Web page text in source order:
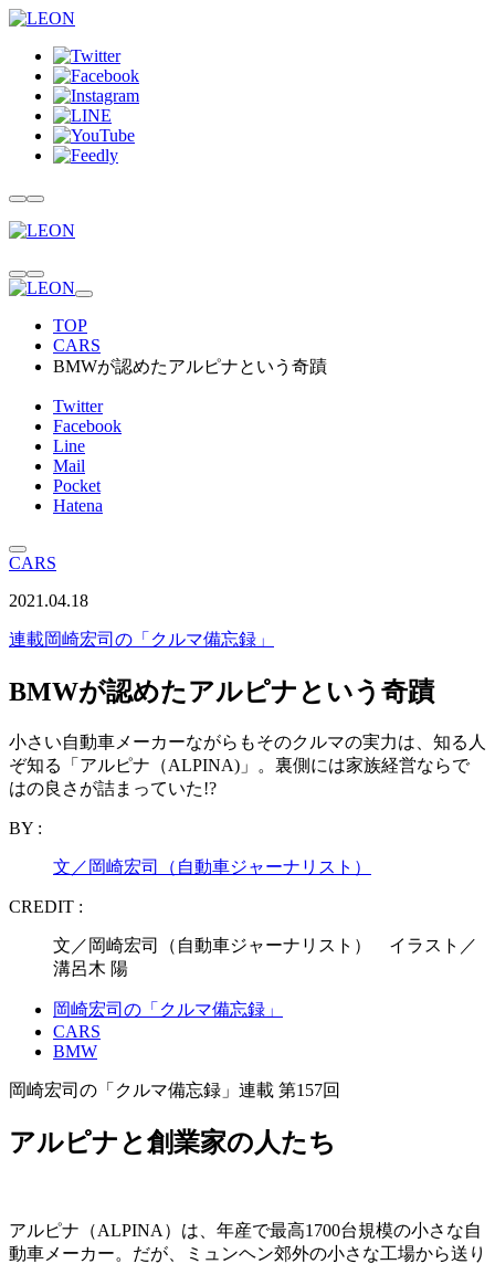
TOP
CARS
BMWが認めたアルピナという奇蹟
Twitter
Facebook
Line
Mail
Pocket
Hatena
CARS
2021.04.18
連載岡崎宏司の「クルマ備忘録」
BMWが認めたアルピナという奇蹟
小さい自動車メーカーながらもそのクルマの実力は、知る人
ぞ知る「アルピナ（ALPINA)」。裏側には家族経営ならで
はの良さが詰まっていた!?
BY :
文／岡崎宏司（自動車ジャーナリスト）
CREDIT :
文／岡崎宏司（自動車ジャーナリスト） イラスト／
溝呂木 陽
岡崎宏司の「クルマ備忘録」
CARS
BMW
岡崎宏司の「クルマ備忘録」連載 第157回
アルピナと創業家の人たち
アルピナ（ALPINA）は、年産で最高1700台規模の小さな自
動車メーカー。だが、ミュンヘン郊外の小さな工場から送り